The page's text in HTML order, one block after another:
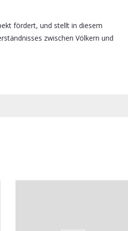
fördert, und stellt in diesem
zwischen Völkern und